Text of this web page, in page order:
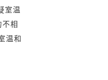
室温
相
温和